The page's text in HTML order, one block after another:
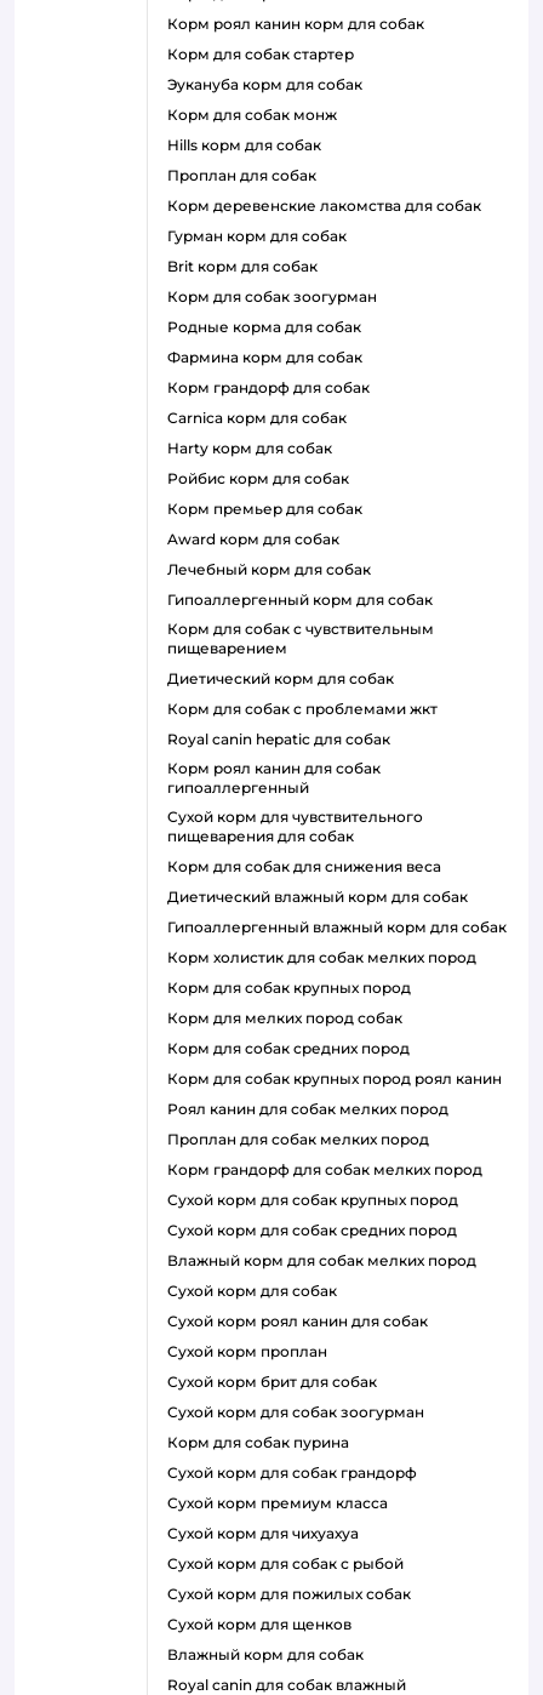
корм роял канин корм для собак
корм для собак стартер
эукануба корм для собак
корм для собак монж
hills корм для собак
проплан для собак
корм деревенские лакомства для собак
гурман корм для собак
brit корм для собак
корм для собак зоогурман
родные корма для собак
фармина корм для собак
корм грандорф для собак
carnica корм для собак
harty корм для собак
ройбис корм для собак
корм премьер для собак
award корм для собак
лечебный корм для собак
гипоаллергенный корм для собак
корм для собак с чувствительным
пищеварением
диетический корм для собак
корм для собак с проблемами жкт
royal canin hepatic для собак
корм роял канин для собак
гипоаллергенный
сухой корм для чувствительного
пищеварения для собак
корм для собак для снижения веса
диетический влажный корм для собак
гипоаллергенный влажный корм для собак
корм холистик для собак мелких пород
корм для собак крупных пород
корм для мелких пород собак
корм для собак средних пород
корм для собак крупных пород роял канин
роял канин для собак мелких пород
проплан для собак мелких пород
корм грандорф для собак мелких пород
сухой корм для собак крупных пород
сухой корм для собак средних пород
влажный корм для собак мелких пород
сухой корм для собак
сухой корм роял канин для собак
сухой корм проплан
сухой корм брит для собак
сухой корм для собак зоогурман
корм для собак пурина
сухой корм для собак грандорф
сухой корм премиум класса
сухой корм для чихуахуа
сухой корм для собак с рыбой
сухой корм для пожилых собак
сухой корм для щенков
влажный корм для собак
royal canin для собак влажный